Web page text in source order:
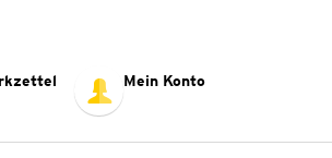
Mein Konto